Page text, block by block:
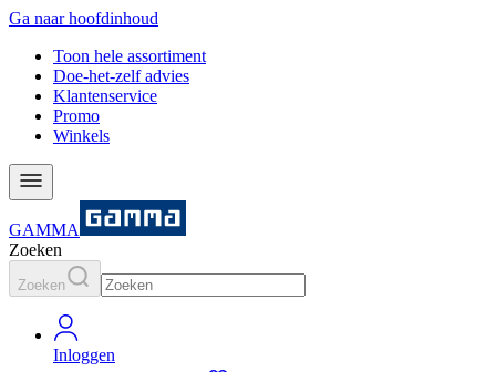
Ga naar hoofdinhoud
Toon hele assortiment
Doe-het-zelf advies
Klantenservice
Promo
Winkels
GAMMA
Zoeken
Zoeken
Inloggen